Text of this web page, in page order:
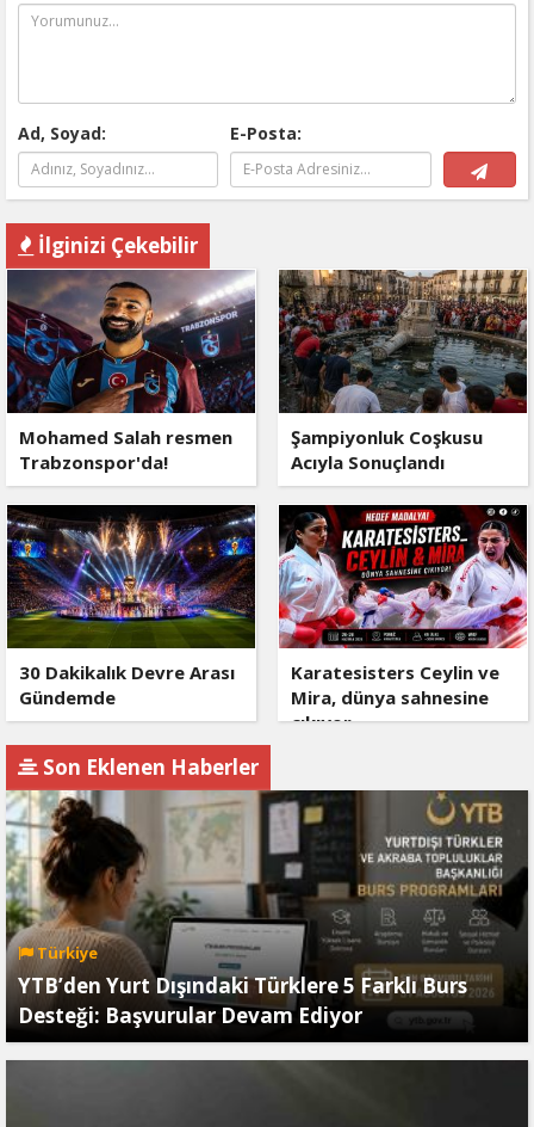
Ad, Soyad: E-Posta:
İlginizi Çekebilir
Mohamed Salah resmen
Trabzonspor'da!
Şampiyonluk Coşkusu
Acıyla Sonuçlandı
30 Dakikalık Devre Arası
Gündemde
Karatesisters Ceylin ve
Mira, dünya sahnesine
çıkıyor
Son Eklenen Haberler
Türkiye
YTB’den Yurt Dışındaki Türklere 5 Farklı Burs
Desteği: Başvurular Devam Ediyor